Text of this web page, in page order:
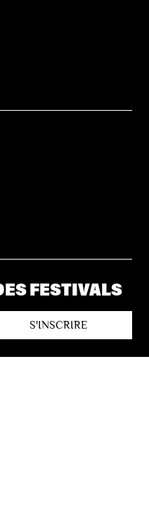
FESTIVALS